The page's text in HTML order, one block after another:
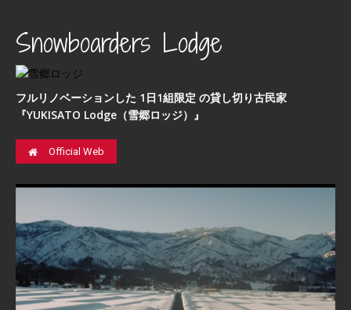
Snowboarders Lodge
フルリノベーションした 1日1組限定 の貸し切り古民家
『YUKISATO Lodge（雪郷ロッジ）』
Official Web